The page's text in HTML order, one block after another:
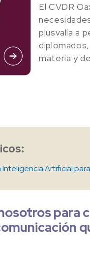
El CVDR
plusvalía a
materia y
Artificial
para